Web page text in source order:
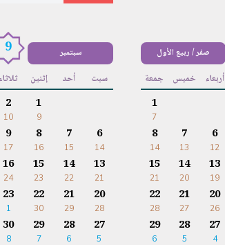
صفر / ربيع الأول
أربعاء خميس جمعة
1
7
6
12
7
13
8
14
13
19
14
20
15
21
20
26
21
27
22
28
27
4
28
5
29
6
سبتمبر 9
سبت أحد إثنين ثلاثاء
1
9
2
10
6
14
7
15
8
16
9
17
13
21
14
22
15
23
16
24
20
28
21
29
22
30
23
1
27
5
28
6
29
7
30
8